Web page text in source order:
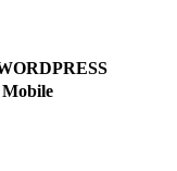
Mobile